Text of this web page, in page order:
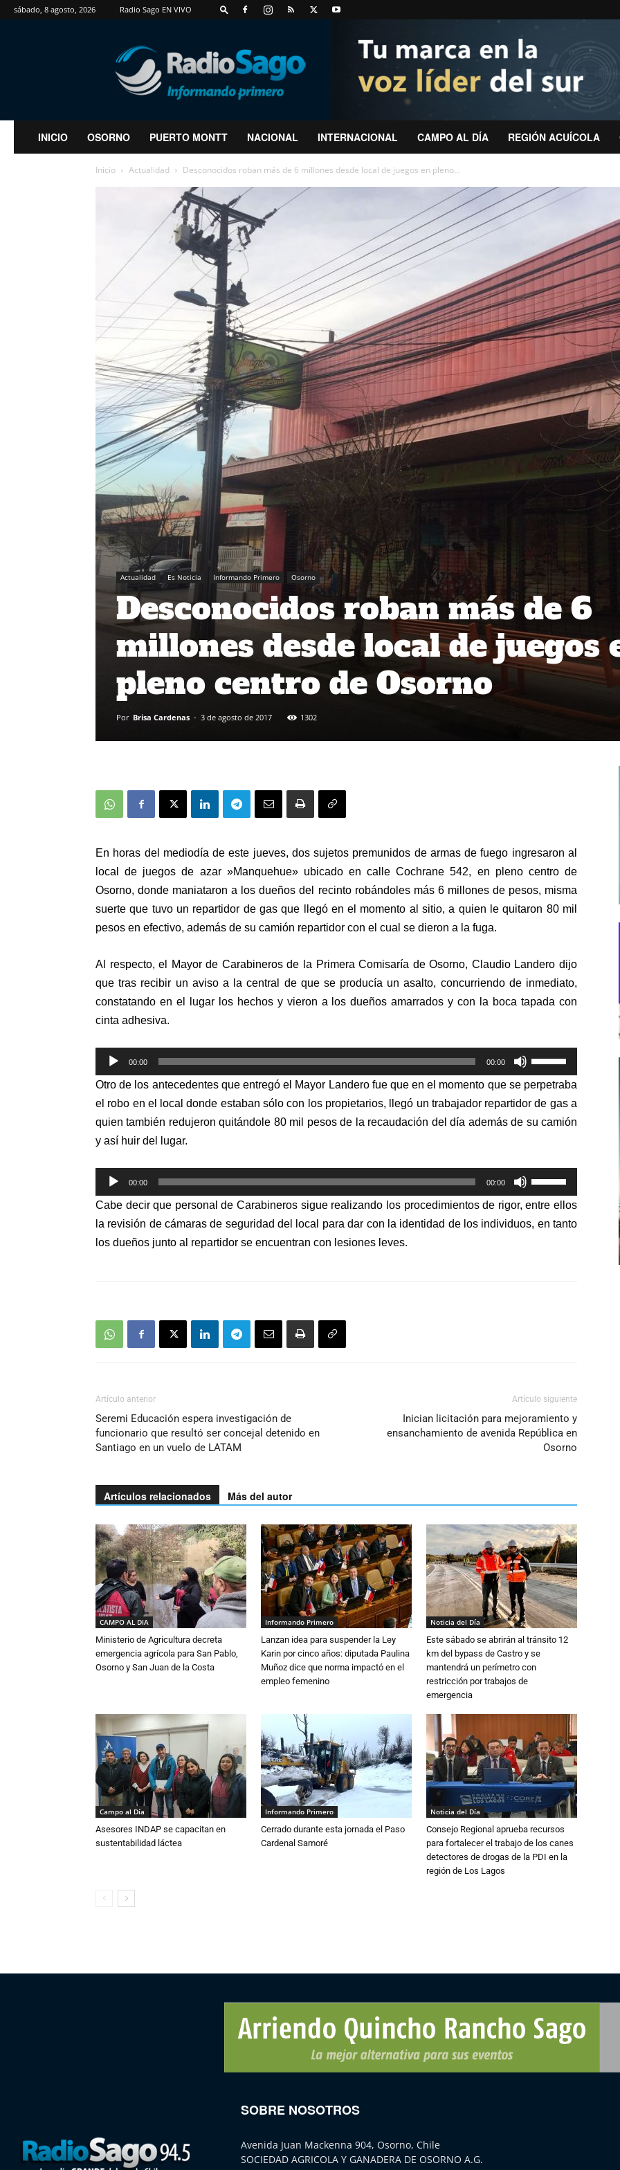
sábado, 8 agosto, 2026 Radio Sago EN VIVO
RadioSago
INICIO OSORNO PUERTO MONTT NACIONAL INTERNACIONAL CAMPO AL DÍA REGIÓN ACUÍCOLA
Inicio Actualidad Desconocidos roban más de 6 millones desde local de juegos en pleno...
Actualidad Es Noticia Informando Primero Osorno
Desconocidos roban más de 6
millones desde local de juegos
pleno centro de Osorno
Por Brisa Cardenas - 3 de agosto de 2017 1302
En horas del mediodía de este jueves, dos sujetos premunidos de armas de fuego ingresaron al
local de juegos de azar »Manquehue» ubicado en calle Cochrane 542, en pleno centro de
Osorno, donde maniataron a los dueños del recinto robándoles más 6 millones de pesos, misma
suerte que tuvo un repartidor de gas que llegó en el momento al sitio, a quien le quitaron 80 mil
pesos en efectivo, además de su camión repartidor con el cual se dieron a la fuga.
Al respecto, el Mayor de Carabineros de la Primera Comisaría de Osorno, Claudio Landero dijo
que tras recibir un aviso a la central de que se producía un asalto, concurriendo de inmediato,
constatando en el lugar los hechos y vieron a los dueños amarrados y con la boca tapada con
cinta adhesiva.
Reproductor
de
audio
00:00 00:00
las
teclas
de
flecha
aumentar
o
disminuir
Otro de los antecedentes que entregó el Mayor Landero fue que en el momento que se perpetraba
el robo en el local donde estaban sólo con los propietarios, llegó un trabajador repartidor de gas a
quien también redujeron quitándole 80 mil pesos de la recaudación del día además de su camión
y así huir del lugar.
Reproductor
de
audio
00:00 00:00
las
teclas
de
Cabe decir que personal de Carabineros sigue realizando los procedimientos de rigor, entre ellos
la revisión de cámaras de seguridad del local para dar con la identidad de los individuos, en tanto
los dueños junto al repartidor se encuentran con lesiones leves.
Artículo anterior
Seremi Educación espera investigación de
funcionario que resultó ser concejal detenido en
Santiago en un vuelo de LATAM
Artículo siguiente
Inician licitación para mejoramiento y
ensanchamiento de avenida República en
Osorno
Artículos relacionados Más del autor
CAMPO AL DIA
Ministerio de Agricultura decreta
emergencia agrícola para San Pablo,
Osorno y San Juan de la Costa
Informando Primero
Lanzan idea para suspender la Ley
Karin por cinco años: diputada Paulina
Muñoz dice que norma impactó en el
empleo femenino
Noticia del Día
Este sábado se abrirán al tránsito 12
km del bypass de Castro y se
mantendrá un perímetro con
restricción por trabajos de
emergencia
Campo al Día
Asesores INDAP se capacitan en
sustentabilidad láctea
Informando Primero
Cerrado durante esta jornada el Paso
Cardenal Samoré
Noticia del Día
Consejo Regional aprueba recursos
para fortalecer el trabajo de los canes
detectores de drogas de la PDI en la
región de Los Lagos
SOBRE NOSOTROS
Avenida Juan Mackenna 904, Osorno, Chile
SOCIEDAD AGRICOLA Y GANADERA DE OSORNO A.G.